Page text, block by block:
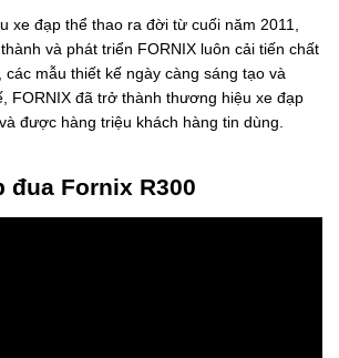
xe đạp thể thao ra đời từ cuối năm 2011,
và phát triển FORNIX luôn cải tiến chất
mẫu thiết kế ngày càng sáng tạo và
FORNIX đã trở thành thương hiệu xe đạp
được hàng triệu khách hàng tin dùng.
đua Fornix R300